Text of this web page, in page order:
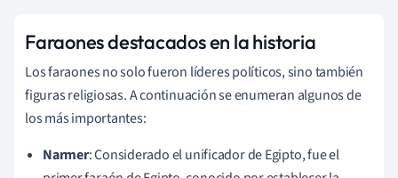
Faraones destacados en la historia
Los faraones no solo fueron líderes políticos, sino también
figuras religiosas. A continuación se enumeran algunos de
los más importantes:
Narmer: Considerado el unificador de Egipto, fue el